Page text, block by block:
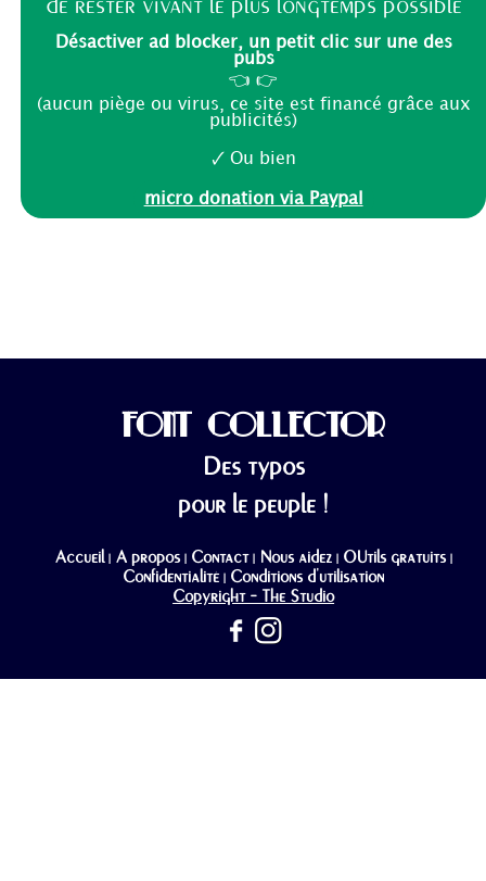
Désactiver ad blocker, un petit clic sur une des
pubs
👈 👉
(aucun piège ou virus, ce site est financé grâce aux
publicités)
🗸 Ou bien
micro donation via Paypal
FONT COLLECTOR
Des typos
pour le peuple !
Accueil| A propos| Contact| Nous aidez| OUtils gratuits|
Confidentialité
Conditions d'utilisation
Copyright - The Studio